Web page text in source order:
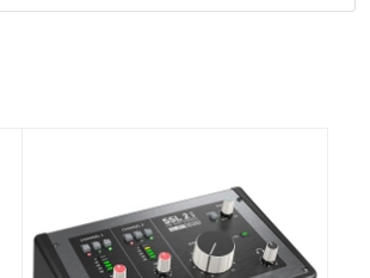
loại phần mềm đi kèm để bắt đầu
LE đi kèm. Nói một cách đơn